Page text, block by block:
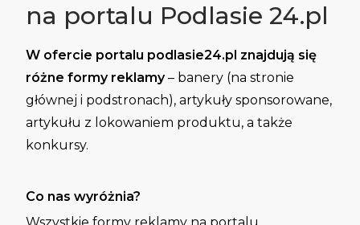
na portalu Podlasie 24.pl
W ofercie portalu podlasie24.pl znajdują się
różne formy reklamy– banery (na stronie
głównej i podstronach), artykuły sponsorowane,
artykułu z lokowaniem produktu, a także
konkursy.
Co nas wyróżnia?